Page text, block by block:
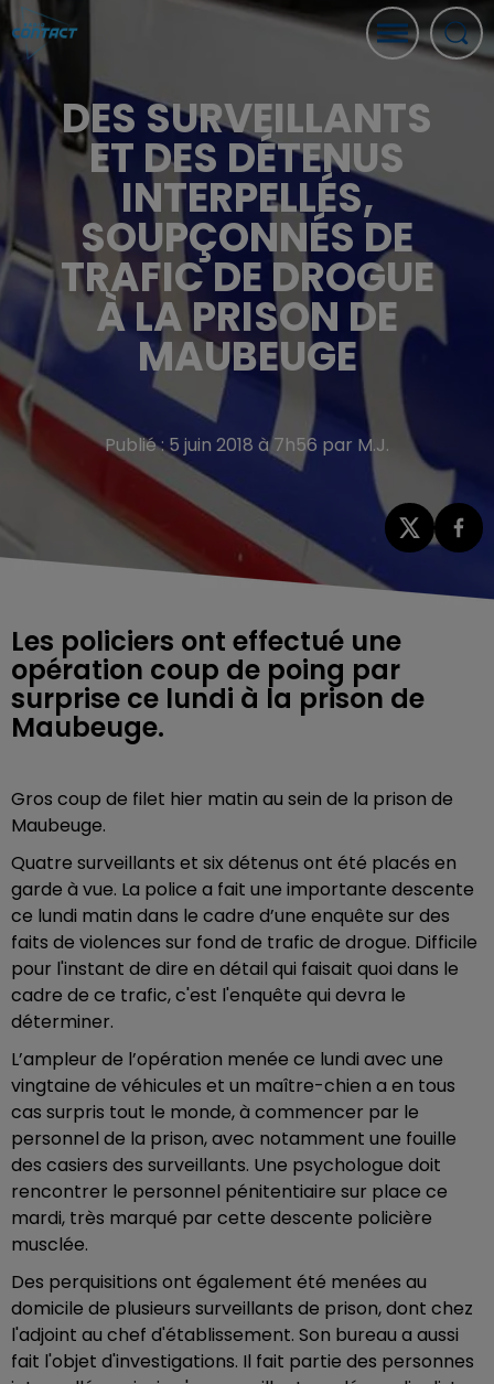
DES SURVEILLANTS
ET DES DÉTENUS
INTERPELLÉS,
SOUPÇONNÉS DE
TRAFIC DE DROGUE
À LA PRISON DE
MAUBEUGE
Publié : 5 juin 2018 à 7h56 par M.J.
Les policiers ont effectué une
opération coup de poing par
surprise ce lundi à la prison de
Maubeuge.
Gros coup de filet hier matin au sein de la prison de
Maubeuge.
Quatre surveillants et six détenus ont été placés en
garde à vue. La police a fait une importante descente
ce lundi matin dans le cadre d’une enquête sur des
faits de violences sur fond de trafic de drogue. Difficile
pour l'instant de dire en détail qui faisait quoi dans le
cadre de ce trafic, c'est l'enquête qui devra le
déterminer.
L’ampleur de l’opération menée ce lundi avec une
vingtaine de véhicules et un maître-chien a en tous
cas surpris tout le monde, à commencer par le
personnel de la prison, avec notamment une fouille
des casiers des surveillants. Une psychologue doit
rencontrer le personnel pénitentiaire sur place ce
mardi, très marqué par cette descente policière
musclée.
Des perquisitions ont également été menées au
domicile de plusieurs surveillants de prison, dont chez
l'adjoint au chef d'établissement. Son bureau a aussi
fait l'objet d'investigations. Il fait partie des personnes